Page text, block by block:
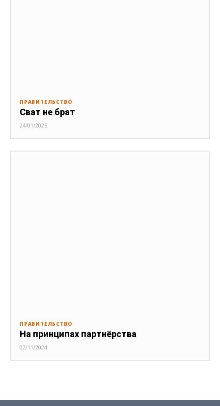
ПРАВИТЕЛЬСТВО
Сват не брат
24/01/2025
ПРАВИТЕЛЬСТВО
На принципах партнёрства
02/11/2024